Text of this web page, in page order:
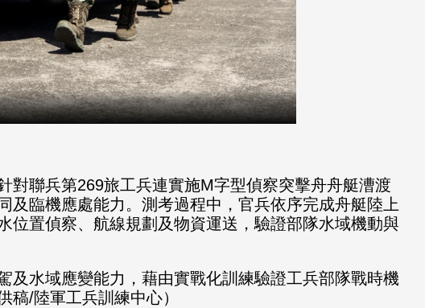
對聯兵第269旅工兵連實施M字型偵察突擊舟舟艇漕渡
臨機應處能力。測考過程中，官兵依序完成舟艇陸上
位置偵察、航線規劃及物資運送，驗證部隊水域機動與
水域應變能力，藉由實戰化訓練驗證工兵部隊戰時機
/陸軍工兵訓練中心）